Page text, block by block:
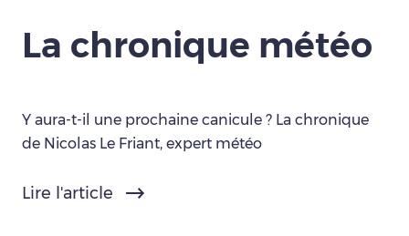
La chronique météo
Y aura-t-il une prochaine canicule ? La chronique
de Nicolas Le Friant, expert météo
Lire l'article